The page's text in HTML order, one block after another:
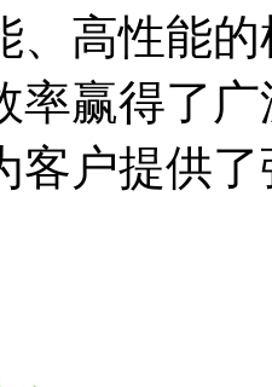
、高性能
率赢得了
客户提供